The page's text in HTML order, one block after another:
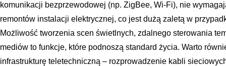
komunikacji bezprzewodowej (np. ZigBee, Wi-Fi), nie
remontów instalacji elektrycznej, co jest dużą zaletą w
Możliwość tworzenia scen świetlnych, zdalnego sterowania
mediów to funkcje, które podnoszą standard życia. Warto
infrastrukturę teletechniczną – rozprowadzenie kabli